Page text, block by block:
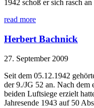
1942 schoß er sich rasch
read more
Herbert Bachnick
27. September 2009
Seit dem 05.12.1942
der 9./JG 52 an. Nach dem
beiden Luftsiege erzielt
Jahresende 1943 auf 50